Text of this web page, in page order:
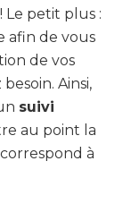
Le petit plus :
afin de vous
de vos
Ainsi,
suivi
au point la
à